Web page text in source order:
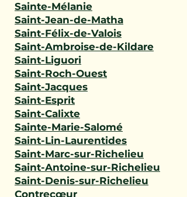
Sainte-Mélanie
Saint-Jean-de-Matha
Saint-Félix-de-Valois
Saint-Ambroise-de-Kildare
Saint-Liguori
Saint-Roch-Ouest
Saint-Jacques
Saint-Esprit
Saint-Calixte
Sainte-Marie-Salomé
Saint-Lin-Laurentides
Saint-Marc-sur-Richelieu
Saint-Antoine-sur-Richelieu
Saint-Denis-sur-Richelieu
Contrecœur